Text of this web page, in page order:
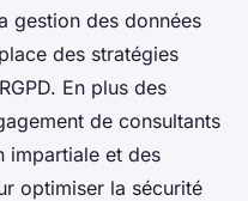
gestion des données
des stratégies
En plus des
de consultants
impartiale et des
optimiser la sécurité